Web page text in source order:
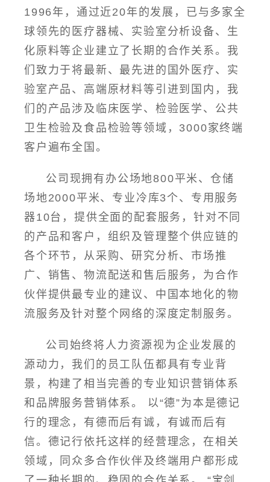
1996年，通过近20年的发展，已与多家全
球领先的医疗器械、实验室分析设备、生
化原料等企业建立了长期的合作关系。我
们致力于将最新、最先进的国外医疗、实
验室产品、高端原材料等引进到国内，我
们的产品涉及临床医学、检验医学、公共
卫生检验及食品检验等领域，3000家终端
客户遍布全国。
公司现拥有办公场地800平米、仓储
场地2000平米、专业冷库3个、专用服务
器10台，提供全面的配套服务，针对不同
的产品和客户，组织及管理整个供应链的
各个环节，从采购、研究分析、市场推
广、销售、物流配送和售后服务，为合作
伙伴提供最专业的建议、中国本地化的物
流服务及针对整个网络的深度定制服务。
公司始终将人力资源视为企业发展的
源动力，我们的员工队伍都具有专业背
景，构建了相当完善的专业知识营销体系
和品牌服务营销体系。 以“德”为本是德记
行的理念，有德而后有诚，有诚而后有
信。德记行依托这样的经营理念，在相关
领域，同众多合作伙伴及终端用户都形成